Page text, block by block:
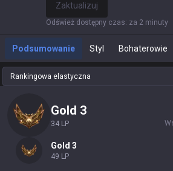
Zaktualizuj
Odśwież dostępny czas: za 2 minuty
Podsumowanie Styl Bohaterowie
Rankingowa elastyczna
gold 3
34 LP
gold 3
49 LP